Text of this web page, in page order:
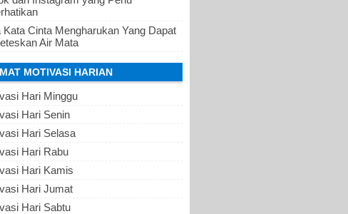
Kata Cinta Mengharukan Yang Dapat
Air Mata
MOTIVASI HARIAN
Hari Minggu
Hari Senin
Hari Selasa
Hari Rabu
Hari Kamis
Hari Jumat
Hari Sabtu